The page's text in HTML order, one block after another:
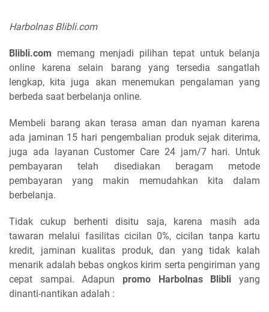
Harbolnas Blibli.com
Blibli.com memang menjadi pilihan tepat untuk belanja
online karena selain barang yang tersedia sangatlah
lengkap, kita juga akan menemukan pengalaman yang
berbeda saat berbelanja online.
Membeli barang akan terasa aman dan nyaman karena
ada jaminan 15 hari pengembalian produk sejak diterima,
juga ada layanan Customer Care 24 jam/7 hari. Untuk
pembayaran telah disediakan beragam metode
pembayaran yang makin memudahkan kita dalam
berbelanja.
Tidak cukup berhenti disitu saja, karena masih ada
tawaran melalui fasilitas cicilan 0%, cicilan tanpa kartu
kredit, jaminan kualitas produk, dan yang tidak kalah
menarik adalah bebas ongkos kirim serta pengiriman yang
cepat sampai. Adapun promo Harbolnas Blibli yang
dinanti-nantikan adalah :